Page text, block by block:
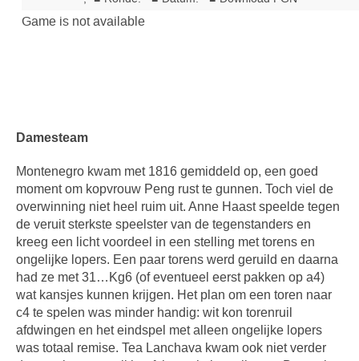
Damesteam
Montenegro kwam met 1816 gemiddeld op, een goed
moment om kopvrouw Peng rust te gunnen. Toch viel de
overwinning niet heel ruim uit. Anne Haast speelde tegen
de veruit sterkste speelster van de tegenstanders en
kreeg een licht voordeel in een stelling met torens en
ongelijke lopers. Een paar torens werd geruild en daarna
had ze met 31…Kg6 (of eventueel eerst pakken op a4)
wat kansjes kunnen krijgen. Het plan om een toren naar
c4 te spelen was minder handig: wit kon torenruil
afdwingen en het eindspel met alleen ongelijke lopers
was totaal remise. Tea Lanchava kwam ook niet verder